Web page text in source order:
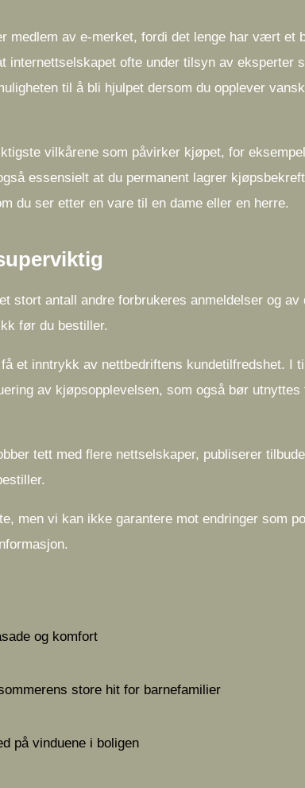
medlem av e-merket, fordi det lenge har vært et
internettselskapet ofte under tilsyn av eksperter
til å bli hjulpet dersom du opplever
vilkårene som påvirker kjøpet, for eksempel
essensielt at du permanent lagrer
du ser etter en vare til en dame eller en herre.
stort antall andre forbrukeres anmeldelser og av
før du bestiller.
et inntrykk av nettbedriftens kundetilfredshet. I
av kjøpsopplevelsen, som også bør utnyttes
tett med flere nettselskaper, publiserer
men vi kan ikke garantere mot endringer som
og komfort
store hit for barnefamilier
på vinduene i boligen